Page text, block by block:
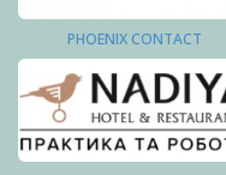
PHOENIX CONTACT